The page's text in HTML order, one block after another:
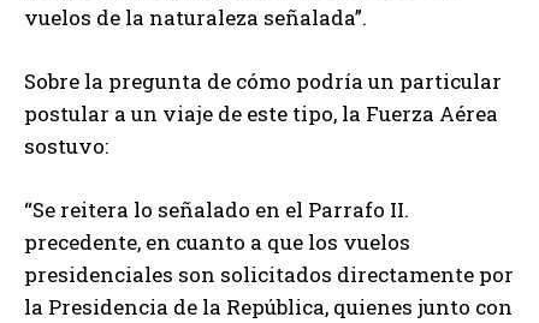
vuelos de la naturaleza señalada”.
Sobre la pregunta de cómo podría un particular
postular a un viaje de este tipo, la Fuerza Aérea
sostuvo:
“Se reitera lo señalado en el Parrafo II.
precedente, en cuanto a que los vuelos
presidenciales son solicitados directamente por
la Presidencia de la República, quienes junto con